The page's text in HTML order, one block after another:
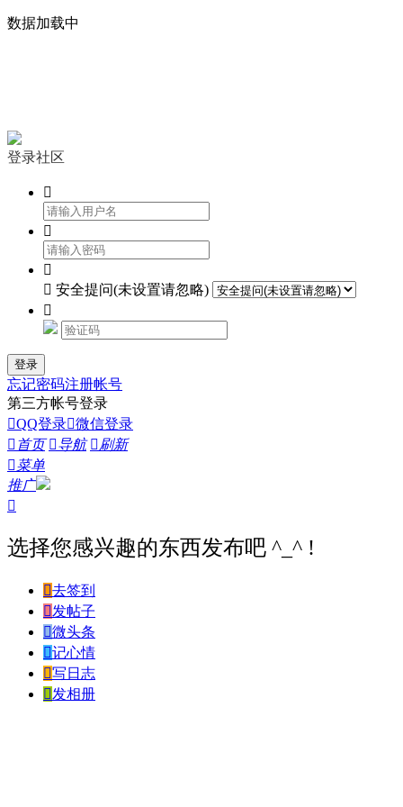
数据加载中
登录社区



 安全提问(未设置请忽略)

登录
忘记密码注册帐号
第三方帐号登录
QQ登录微信登录
 首页 导航 刷新
菜单
推广

选择您感兴趣的东西发布吧 ^_^ !
去签到
发帖子
微头条
记心情
写日志
发相册